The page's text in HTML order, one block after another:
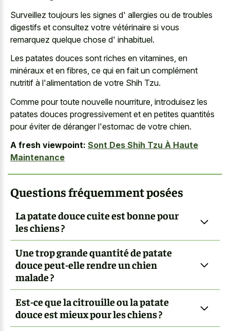
Surveillez toujours les signes d' allergies ou de troubles
digestifs et consultez votre vétérinaire si vous
remarquez quelque chose d' inhabituel.
Les patates douces sont riches en vitamines, en
minéraux et en fibres, ce qui en fait un complément
nutritif à l'alimentation de votre Shih Tzu.
Comme pour toute nouvelle nourriture, introduisez les
patates douces progressivement et en petites quantités
pour éviter de déranger l'estomac de votre chien.
A fresh viewpoint: Sont Des Shih Tzu À Haute
Maintenance
Questions fréquemment posées
La patate douce cuite est bonne pour
les chiens ?
Une trop grande quantité de patate
douce peut-elle rendre un chien
malade ?
Est-ce que la citrouille ou la patate
douce est mieux pour les chiens ?